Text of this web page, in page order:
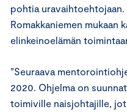
pohtia uravaihtoehtojaan.
Romakkaniemen mukaan
elinkeinoelämän
”Seuraava
2020. Ohjelma on
toimiville naisjohtajille,